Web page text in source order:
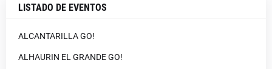
LISTADO DE EVENTOS
ALCANTARILLA GO!
ALHAURIN EL GRANDE GO!